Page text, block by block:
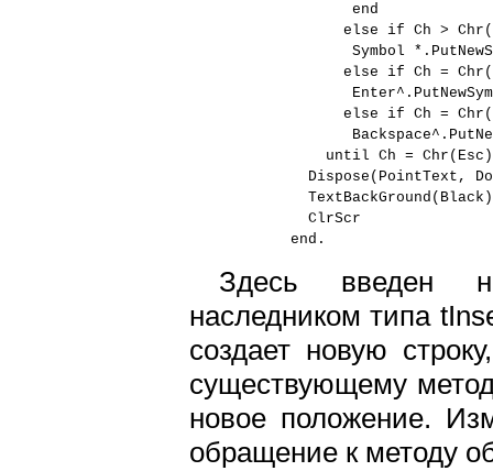
end
else if Ch >
Symbol
else if Ch =
else if Ch =
until Ch =
Dispose(PointText,
ClrScr
end.
Здесь введен
наследником типа
создает новую
существующему
новое положение.
обращение к методу